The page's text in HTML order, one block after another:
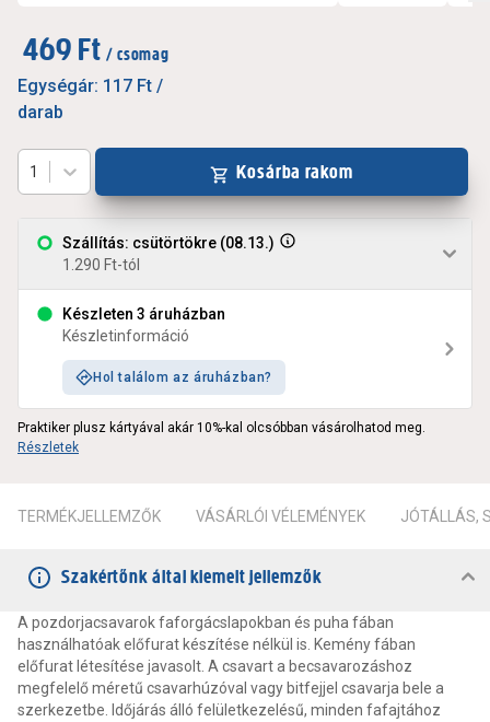
469 Ft / csomag
Egységár: 117 Ft /
darab
Szállítás: csütörtökre (08.13.)
1.290 Ft-tól
Készleten 3 áruházban
Készletinformáció
Hol találom az áruházban?
1 Kosárba rakom
Praktiker plusz kártyával akár 10%-kal olcsóbban vásárolhatod meg.
Részletek
TERMÉKJELLEMZŐK VÁSÁRLÓI VÉLEMÉNYEK JÓTÁLLÁS,
Szakértőnk által kiemelt jellemzők
A pozdorjacsavarok faforgácslapokban és puha fában
használhatóak előfurat készítése nélkül is. Kemény fában
előfurat létesítése javasolt. A csavart a becsavarozáshoz
megfelelő méretű csavarhúzóval vagy bitfejjel csavarja bele a
szerkezetbe. Időjárás álló felületkezelésű, minden fafajtához